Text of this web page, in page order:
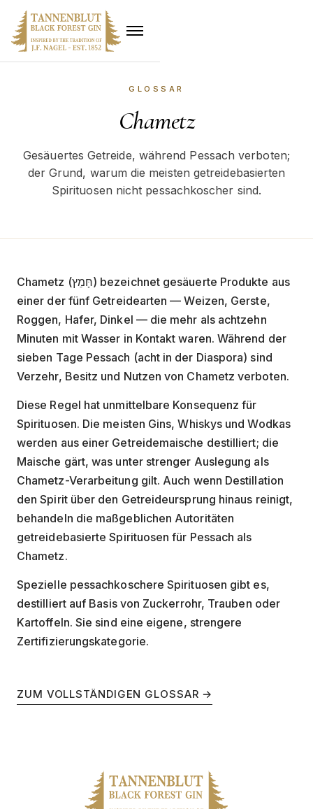
GLOSSAR
Chametz
Gesäuertes Getreide, während Pessach verboten;
der Grund, warum die meisten getreidebasierten
Spirituosen nicht pessachkoscher sind.
Chametz (חָּמֵץ) bezeichnet gesäuerte Produkte aus
einer der fünf Getreidearten — Weizen, Gerste,
Roggen, Hafer, Dinkel — die mehr als achtzehn
Minuten mit Wasser in Kontakt waren. Während der
sieben Tage Pessach (acht in der Diaspora) sind
Verzehr, Besitz und Nutzen von Chametz verboten.
Diese Regel hat unmittelbare Konsequenz für
Spirituosen. Die meisten Gins, Whiskys und Wodkas
werden aus einer Getreidemaische destilliert; die
Maische gärt, was unter strenger Auslegung als
Chametz-Verarbeitung gilt. Auch wenn Destillation
den Spirit über den Getreideursprung hinaus reinigt,
behandeln die maßgeblichen Autoritäten
getreidebasierte Spirituosen für Pessach als
Chametz.
Spezielle pessachkoschere Spirituosen gibt es,
destilliert auf Basis von Zuckerrohr, Trauben oder
Kartoffeln. Sie sind eine eigene, strengere
Zertifizierungskategorie.
ZUM VOLLSTÄNDIGEN GLOSSAR →